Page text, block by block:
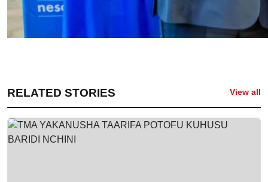
RELATED STORIES View all